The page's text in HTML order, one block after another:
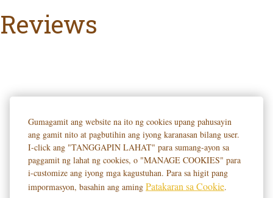
Gumagamit ang website na ito ng cookies upang pahusayin
ang gamit nito at pagbutihin ang iyong karanasan bilang user.
I-click ang "TANGGAPIN LAHAT" para sumang-ayon sa
paggamit ng lahat ng cookies, o "MANAGE COOKIES" para
i-customize ang iyong mga kagustuhan. Para sa higit pang
impormasyon, basahin ang aming Patakaran sa Cookie.
Reviews